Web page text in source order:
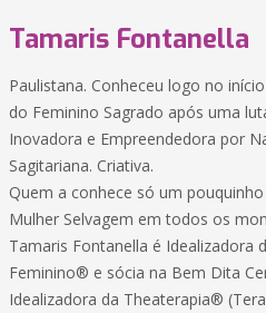
Tamaris Fontanella
Paulistana. Conheceu logo no
do Feminino Sagrado após uma
Inovadora e Empreendedora por
Sagitariana. Criativa.
Quem a conhece só um
Mulher Selvagem em todos os
Tamaris Fontanella é Idealizadora
Feminino® e sócia na Bem Dita
Idealizadora da Theaterapia®